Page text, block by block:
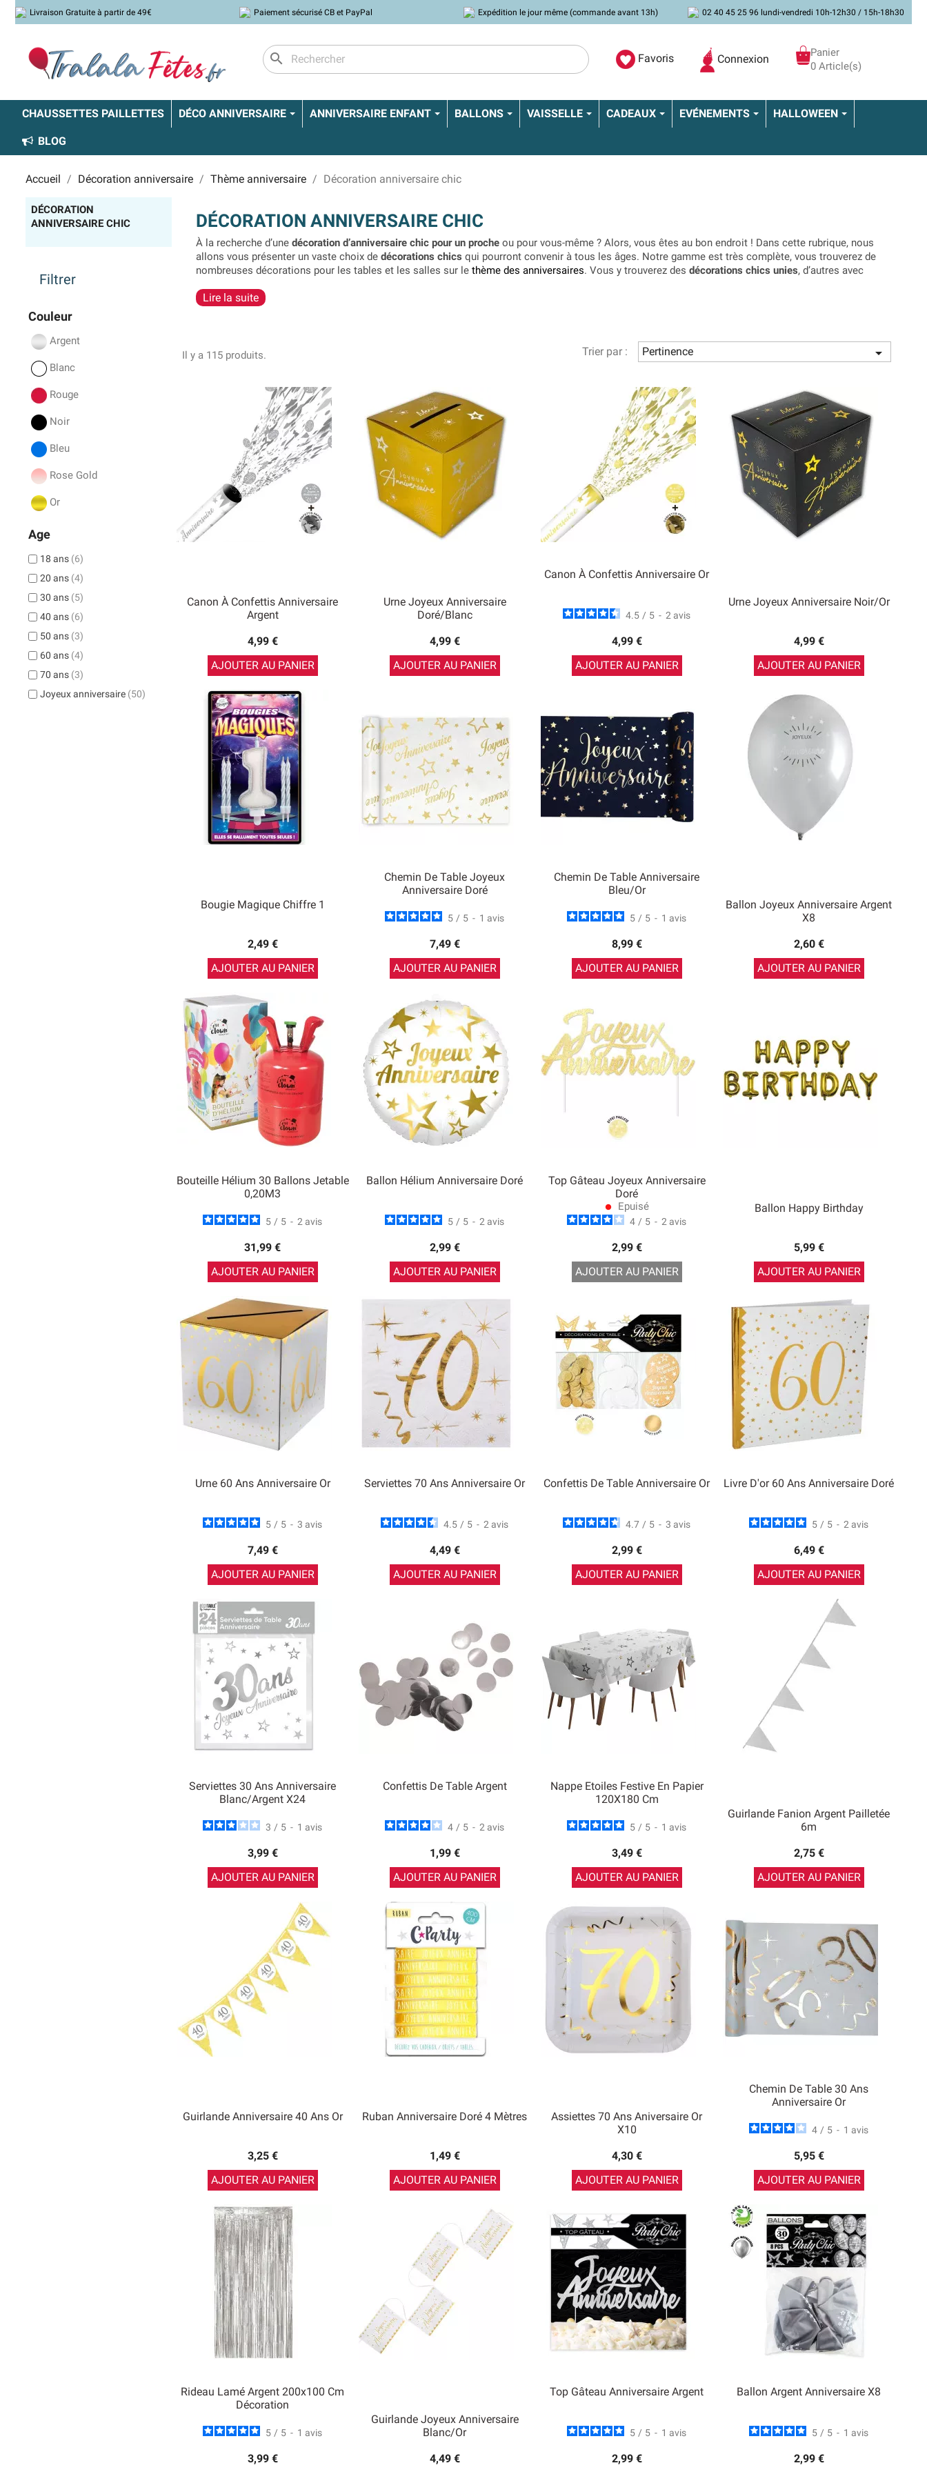
Livraison Gratuite à partir de 49€ Paiement sécurisé CB et PayPal Expédition le jour même (commande avant 13h) 02 40 45 25 96 lundi-vendredi 10h-12h30 / 15h-18h30
search Favoris Connexion
Panier
0 Article(s)
CHAUSSETTES PAILLETTES DÉCO ANNIVERSAIRE ANNIVERSAIRE ENFANT BALLONS VAISSELLE CADEAUX EVÉNEMENTS HALLOWEEN
BLOG
Accueil Décoration anniversaire Thème anniversaire Décoration anniversaire chic
DÉCORATION
ANNIVERSAIRE CHIC
Filtrer
Couleur
Argent
Blanc
Rouge
Noir
Bleu
Rose Gold
Or
Age
18 ans (6)
20 ans (4)
30 ans (5)
40 ans (6)
50 ans (3)
60 ans (4)
70 ans (3)
Joyeux anniversaire (50)
DÉCORATION ANNIVERSAIRE CHIC
À la recherche d’une décoration d’anniversaire chic pour un procheou pour vous-même ? Alors, vous êtes au bon endroit ! Dans cette rubrique, nous
allons vous présenter un vaste choix de décorations chics qui pourront convenir à tous les âges. Notre gamme est très complète, vous trouverez de
nombreuses décorations pour les tables et les salles sur le thème des anniversaires. Vous y trouverez des décorations chics unies, d’autres avec
Lire la suite
Il y a 115 produits. Trier par : Pertinence 
Canon À Confettis Anniversaire
Argent
4,99 €
AJOUTER AU PANIER
Urne Joyeux Anniversaire
Doré/blanc
4,99 €
AJOUTER AU PANIER
Canon À Confettis Anniversaire Or
4.5 / 5 - 2 avis
4,99 €
AJOUTER AU PANIER
Urne Joyeux Anniversaire Noir/or
4,99 €
AJOUTER AU PANIER
Bougie Magique Chiffre 1
2,49 €
AJOUTER AU PANIER
Chemin De Table Joyeux
Anniversaire Doré
5 / 5 - 1 avis
7,49 €
AJOUTER AU PANIER
Chemin De Table Anniversaire
Bleu/Or
5 / 5 - 1 avis
8,99 €
AJOUTER AU PANIER
Ballon Joyeux Anniversaire Argent
X8
2,60 €
AJOUTER AU PANIER
Bouteille Hélium 30 Ballons Jetable
0,20M3
5 / 5 - 2 avis
31,99 €
AJOUTER AU PANIER
Ballon Hélium Anniversaire Doré
5 / 5 - 2 avis
2,99 €
AJOUTER AU PANIER
Top Gâteau Joyeux Anniversaire
Doré
lens Epuisé
4 / 5 - 2 avis
2,99 €
AJOUTER AU PANIER
Ballon Happy Birthday
5,99 €
AJOUTER AU PANIER
Urne 60 Ans Anniversaire Or
5 / 5 - 3 avis
7,49 €
AJOUTER AU PANIER
Serviettes 70 Ans Anniversaire Or
4.5 / 5 - 2 avis
4,49 €
AJOUTER AU PANIER
Confettis De Table Anniversaire Or
4.7 / 5 - 3 avis
2,99 €
AJOUTER AU PANIER
Livre D'or 60 Ans Anniversaire Doré
5 / 5 - 2 avis
6,49 €
AJOUTER AU PANIER
Serviettes 30 Ans Anniversaire
Blanc/argent X24
3 / 5 - 1 avis
3,99 €
AJOUTER AU PANIER
Confettis De Table Argent
4 / 5 - 2 avis
1,99 €
AJOUTER AU PANIER
Nappe Etoiles Festive En Papier
120X180 Cm
5 / 5 - 1 avis
3,49 €
AJOUTER AU PANIER
Guirlande Fanion Argent Pailletée
6m
2,75 €
AJOUTER AU PANIER
Guirlande Anniversaire 40 Ans Or
3,25 €
AJOUTER AU PANIER
Ruban Anniversaire Doré 4 Mètres
1,49 €
AJOUTER AU PANIER
Assiettes 70 Ans Aniversaire Or
X10
4,30 €
AJOUTER AU PANIER
Chemin De Table 30 Ans
Anniversaire Or
4 / 5 - 1 avis
5,95 €
AJOUTER AU PANIER
Rideau Lamé Argent 200x100 Cm
Décoration
5 / 5 - 1 avis
3,99 €
Guirlande Joyeux Anniversaire
Blanc/Or
4,49 €
Top Gâteau Anniversaire Argent
5 / 5 - 1 avis
2,99 €
Ballon Argent Anniversaire X8
5 / 5 - 1 avis
2,99 €